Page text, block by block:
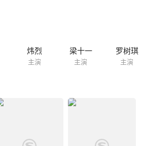
炜烈
主演
梁十一
主演
罗树琪
主演